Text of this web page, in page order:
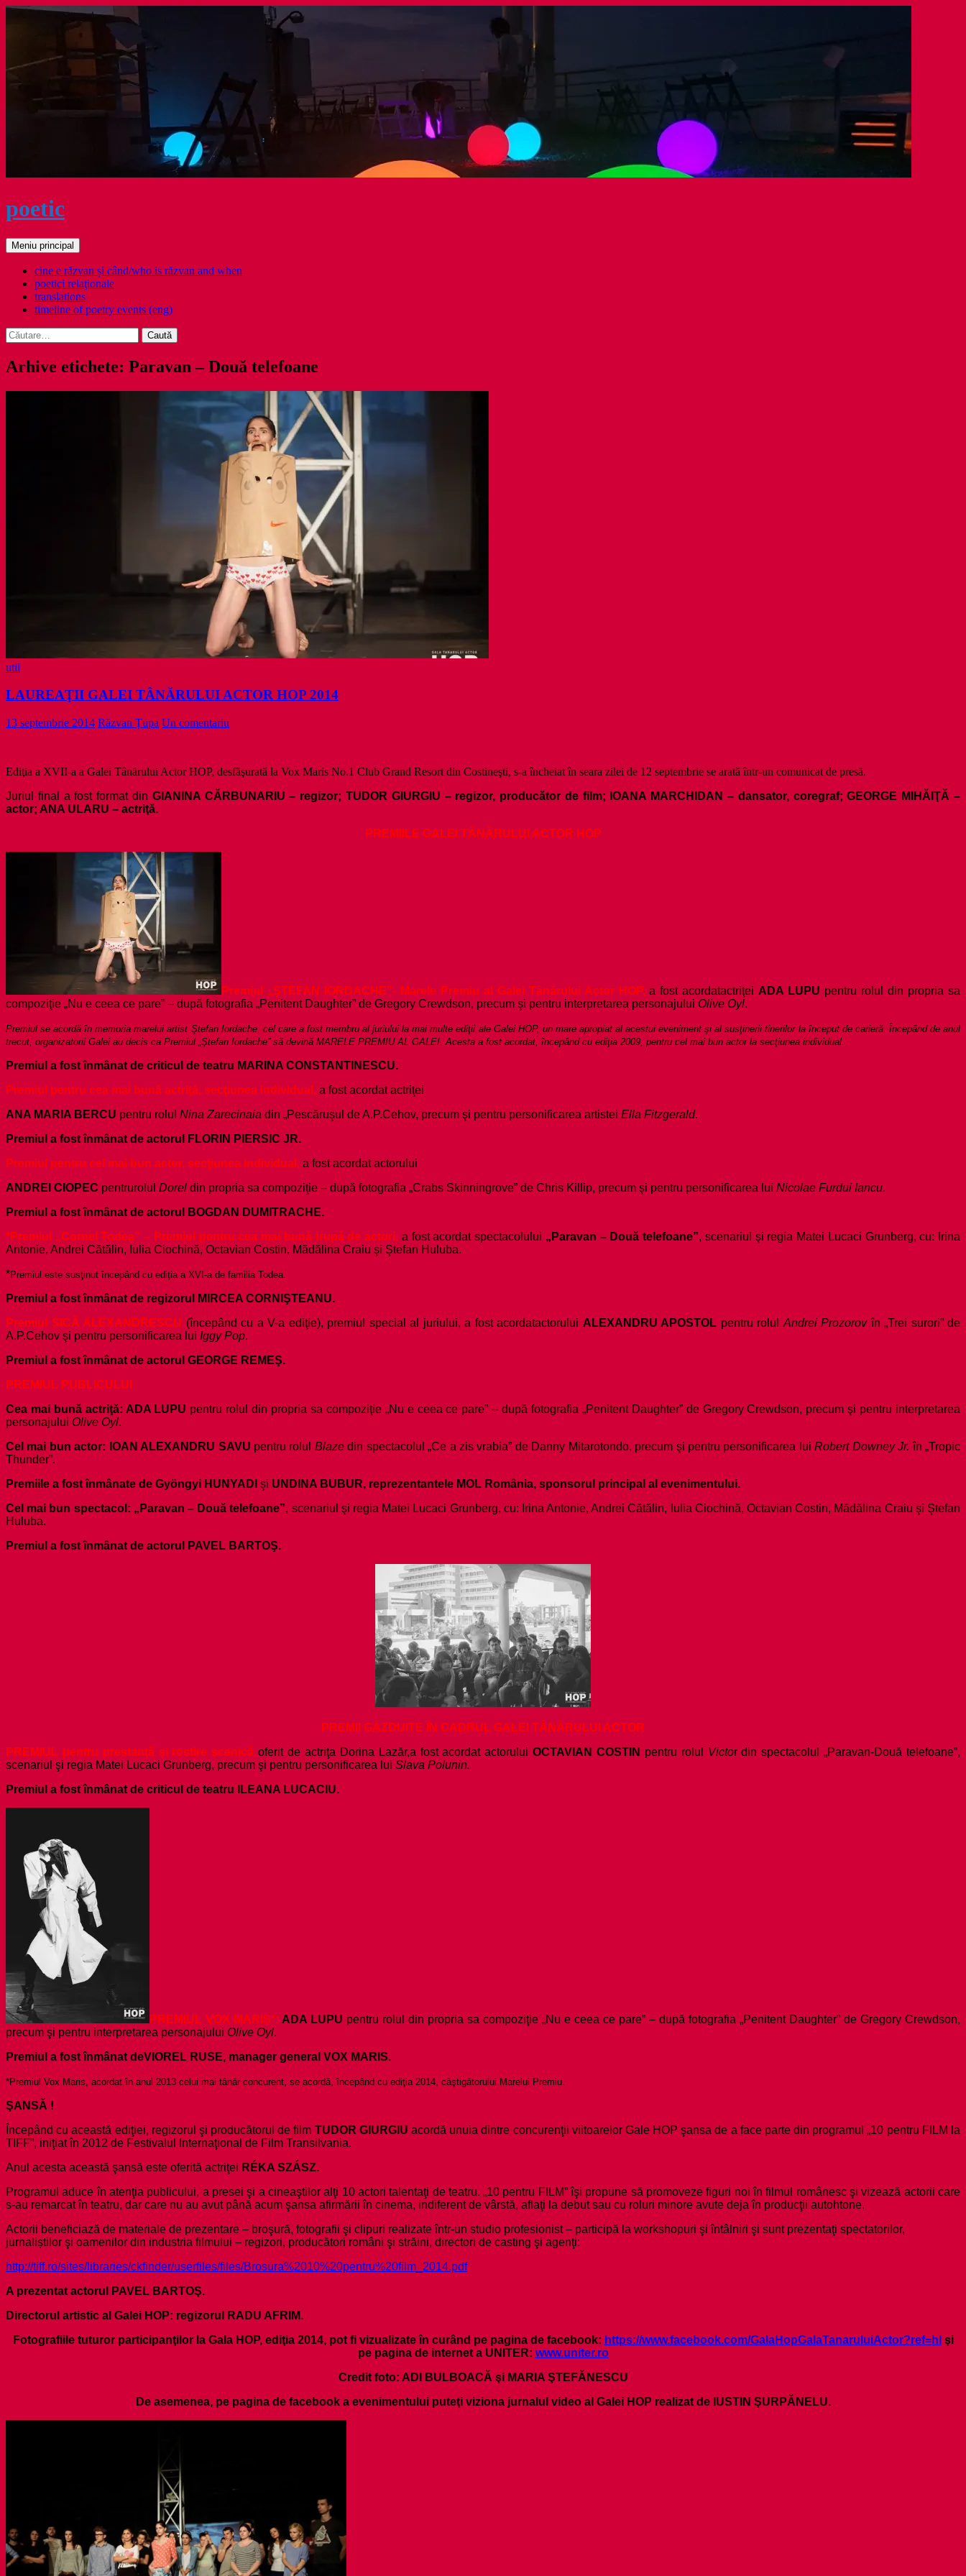
Sari
poetic
Caută
Meniu principal
cine e răzvan și când/who is răzvan and when
poetici relaţionale
translations
timeline of poetry events (eng)
Caută
după:
Arhive etichete: Paravan – Două telefoane
util
LAUREAŢII GALEI TÂNĂRULUI ACTOR HOP 2014
13 septembrie 2014 Răzvan Țupa Un comentariu
Ediţia a XVII-a a Galei Tânărului Actor HOP, desfăşurată la Vox Maris No.1 Club Grand Resort din Costineşti, s-a încheiat în seara zilei de 12 septembrie se arată într-un comunicat de presă.
Juriul final a fost format din GIANINA CĂRBUNARIU– regizor; TUDOR GIURGIU – regizor, producător de film; IOANA MARCHIDAN– dansator, coregraf; GEORGE MIHĂIŢĂ–
actor; ANA ULARU – actriţă.
PREMIILE GALEI TÂNĂRULUI ACTOR HOP
Premiul „ŞTEFAN IORDACHE”- Marele Premiu al Galei Tânărului Actor HOP,a fost acordatactriţei ADA LUPU pentru rolul din propria sa
compoziţie „Nu e ceea ce pare” – după fotografia „Penitent Daughter” de Gregory Crewdson, precum şi pentru interpretarea personajului Olive Oyl.
Premiul se acordă în memoria marelui artist Ştefan Iordache, cel care a fost membru al juriului la mai multe ediţii ale Galei HOP, un mare apropiat al acestui eveniment şi al susţinerii tinerilor la început de carieră. Începând de anul
trecut, organizatorii Galei au decis ca Premiul „Ştefan Iordache” să devină MARELE PREMIU AL GALEI. Acesta a fost acordat, începând cu ediţia 2009, pentru cel mai bun actor la secţiunea individual.
Premiul a fost înmânat de criticul de teatru MARINA CONSTANTINESCU.
Premiul pentru cea mai bună actriţă, secţiunea individual, a fost acordat actriţei
ANA MARIA BERCU pentru rolul Nina Zarecinaia din „Pescăruşul de A.P.Cehov, precum şi pentru personificarea artistei Ella Fitzgerald.
Premiul a fost înmânat de actorul FLORIN PIERSIC JR.
Premiul pentru cel mai bun actor, secţiunea individual, a fost acordat actorului
ANDREI CIOPEC pentrurolul Dorel din propria sa compoziţie – după fotografia „Crabs Skinningrove” de Chris Killip, precum şi pentru personificarea lui Nicolae Furdui Iancu.
Premiul a fost înmânat de actorul BOGDAN DUMITRACHE.
*Premiul „Cornel Todea” – Premiul pentru cea mai bună trupă de actori, a fost acordat spectacolului „Paravan – Două telefoane”, scenariul şi regia Matei Lucaci Grunberg, cu: Irina
Antonie, Andrei Cătălin, Iulia Ciochină, Octavian Costin, Mădălina Craiu şi Ştefan Huluba.
*Premiul este susţinut începând cu ediţia a XVI-a de familia Todea.
Premiul a fost înmânat de regizorul MIRCEA CORNIŞTEANU.
Premiul SICĂ ALEXANDRESCU (începând cu a V-a ediţie), premiul special al juriului, a fost acordatactorului ALEXANDRU APOSTOL pentru rolul Andrei Prozorovîn „Trei surori” de
A.P.Cehov şi pentru personificarea lui Iggy Pop.
Premiul a fost înmânat de actorul GEORGE REMEŞ.
PREMIUL PUBLICULUI
Cea mai bună actriţă: ADA LUPU pentru rolul din propria sa compoziţie „Nu e ceea ce pare” – după fotografia „Penitent Daughter” de Gregory Crewdson, precum şi pentru interpretarea
personajului Olive Oyl.
Cel mai bun actor: IOAN ALEXANDRU SAVU pentru rolul Blazedin spectacolul „Ce a zis vrabia” de Danny Mitarotondo, precum şi pentru personificarea luiRobert Downey Jr.în „Tropic
Thunder”.
Premiile a fost înmânate de Gyöngyi HUNYADI şi UNDINA BUBUR, reprezentantele MOL România, sponsorul principal al evenimentului.
Cel mai bun spectacol: „Paravan – Două telefoane”, scenariul şi regia Matei Lucaci Grunberg, cu: Irina Antonie, Andrei Cătălin, Iulia Ciochină, Octavian Costin, Mădălina Craiu şi Ştefan
Huluba.
Premiul a fost înmânat de actorul PAVEL BARTOŞ.
PREMII GĂZDUITE ÎN CADRUL GALEI TÂNĂRULUI ACTOR
PREMIUL pentru prestanţă şi rostire scenicăoferit de actriţa Dorina Lazăr,a fost acordat actoruluiOCTAVIAN COSTIN pentru rolul Victor din spectacolul „Paravan-Două telefoane”,
scenariul şi regia Matei Lucaci Grunberg, precum şi pentru personificarea lui Slava Polunin.
Premiul a fost înmânat de criticul de teatru ILEANA LUCACIU.
PREMIUL VOX MARIS*: ADA LUPU pentru rolul din propria sa compoziţie „Nu e ceea ce pare” – după fotografia „Penitent Daughter” de Gregory Crewdson,
precum şi pentru interpretarea personajului Olive Oyl.
Premiul a fost înmânat deVIOREL RUSE, manager general VOX MARIS.
*Premiul Vox Maris, acordat în anul 2013 celui mai tânăr concurent, se acordă, începând cu ediţia 2014, câştigătorului Marelui Premiu.
ŞANSĂ !
Începând cu această ediţiei, regizorul şi producătorul de film TUDOR GIURGIU acordă unuia dintre concurenţii viitoarelor Gale HOP şansa de a face parte din programul „10 pentru FILM la
TIFF”, iniţiat în 2012 de Festivalul Internaţional de Film Transilvania.
Anul acesta această şansă este oferită actriţei RÉKA SZÁSZ.
Programul aduce în atenţia publicului, a presei şi a cineaştilor alţi 10 actori talentaţi de teatru. „10 pentru FILM” îşi propune să promoveze figuri noi în filmul românesc şi vizează actorii care
s-au remarcat în teatru, dar care nu au avut până acum şansa afirmării în cinema, indiferent de vârstă, aflaţi la debut sau cu roluri minore avute deja în producţii autohtone.
Actorii beneficiază de materiale de prezentare – broşură, fotografii şi clipuri realizate într-un studio profesionist – participă la workshopuri şi întâlniri şi sunt prezentaţi spectatorilor,
jurnaliștilor şi oamenilor din industria filmului – regizori, producători români şi străini, directori de casting şi agenţi:
http://tiff.ro/sites/libraries/ckfinder/userfiles/files/Brosura%2010%20pentru%20film_2014.pdf
A prezentat actorul PAVEL BARTOŞ.
Directorul artistic al Galei HOP: regizorul RADU AFRIM.
Fotografiile tuturor participanţilor la Gala HOP, ediţia 2014, pot fi vizualizate în curând pe pagina de facebook: https://www.facebook.com/GalaHopGalaTanaruluiActor?ref=hl şi
pe pagina de internet a UNITER: www.uniter.ro
Credit foto: ADI BULBOACĂ şi MARIA ŞTEFĂNESCU
De asemenea, pe pagina de facebook a evenimentului puteţi viziona jurnalul video al Galei HOP realizat de IUSTIN ŞURPĂNELU.